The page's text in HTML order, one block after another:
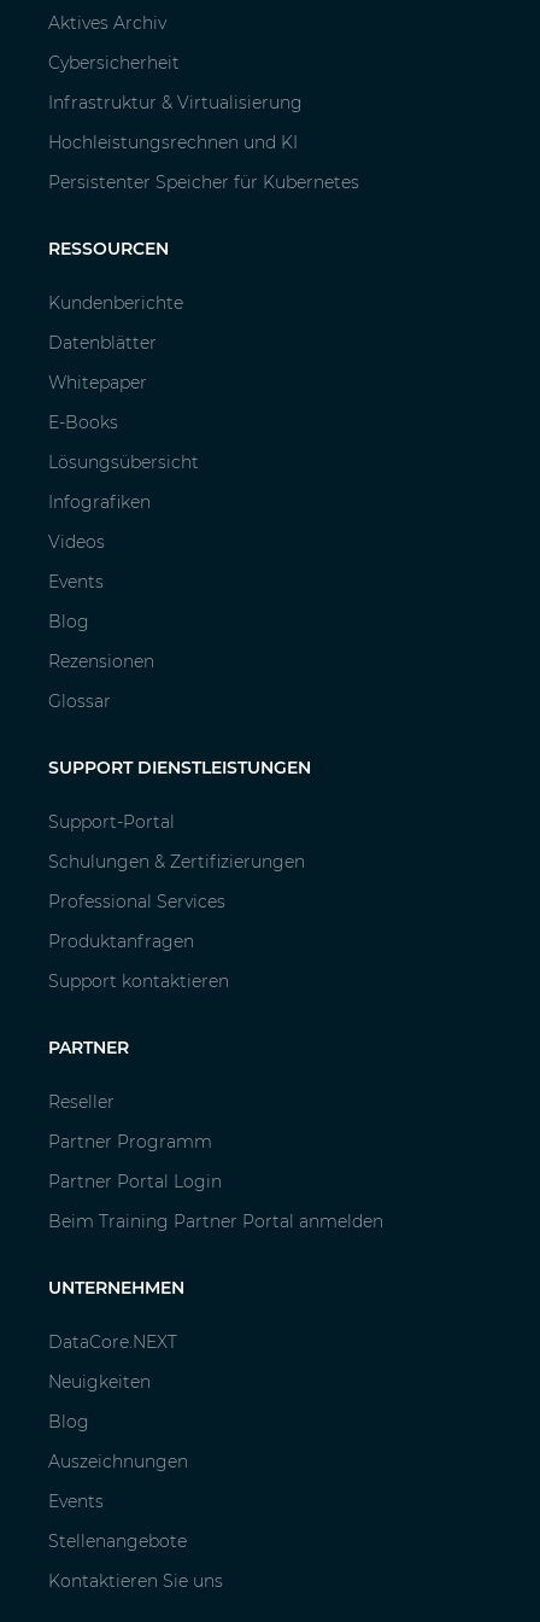
Aktives Archiv
Cybersicherheit
Infrastruktur & Virtualisierung
Hochleistungsrechnen und KI
Persistenter Speicher für Kubernetes
RESSOURCEN
Kundenberichte
Datenblätter
Whitepaper
E-Books
Lösungsübersicht
Infografiken
Videos
Events
Blog
Rezensionen
Glossar
SUPPORT DIENSTLEISTUNGEN
Support-Portal
Schulungen & Zertifizierungen
Professional Services
Produktanfragen
Support kontaktieren
PARTNER
Reseller
Partner Programm
Partner Portal Login
Beim Training Partner Portal anmelden
UNTERNEHMEN
DataCore.NEXT
Neuigkeiten
Blog
Auszeichnungen
Events
Stellenangebote
Kontaktieren Sie uns